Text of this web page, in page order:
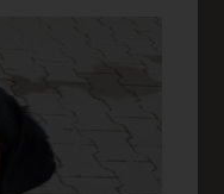
Internet-Protokoll-
Service-Provider des
ähnliche Daten und
im Falle von
Systeme